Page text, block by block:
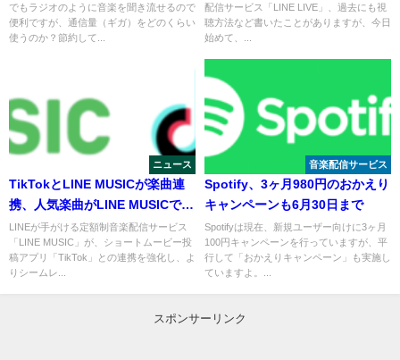
でもラジオのように音楽を聞き流せるので
便利ですが、通信量（ギガ）をどのくらい
使うのか？節約して...
配信サービス「LINE LIVE」、過去にも視
聴方法など書いたことがありますが、今日
始めて、...
ニュース
TikTokとLINE MUSICが楽曲連
携、人気楽曲がLINE MUSICで視
聴可能に
LINEが手がける定額制音楽配信サービス
「LINE MUSIC」が、ショートムービー投
稿アプリ「TikTok」との連携を強化し、よ
りシームレ...
音楽配信サービス
Spotify、3ヶ月980円のおかえり
キャンペーンも6月30日まで
Spotifyは現在、新規ユーザー向けに3ヶ月
100円キャンペーンを行っていますが、平
行して「おかえりキャンペーン」も実施し
ていますよ。...
スポンサーリンク